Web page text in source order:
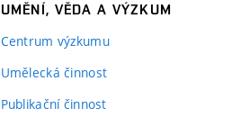
UMĚNÍ, VĚDA A VÝZKUM
Centrum výzkumu
Umělecká činnost
Publikační činnost